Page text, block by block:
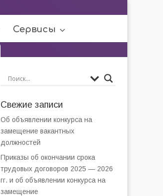
Сервисы
Свежие записи
Об объявлении конкурса на
замещение вакантных
должностей
Приказы об окончании срока
трудовых договоров 2025 — 2026
гг. и об объявлении конкурса на
замещение